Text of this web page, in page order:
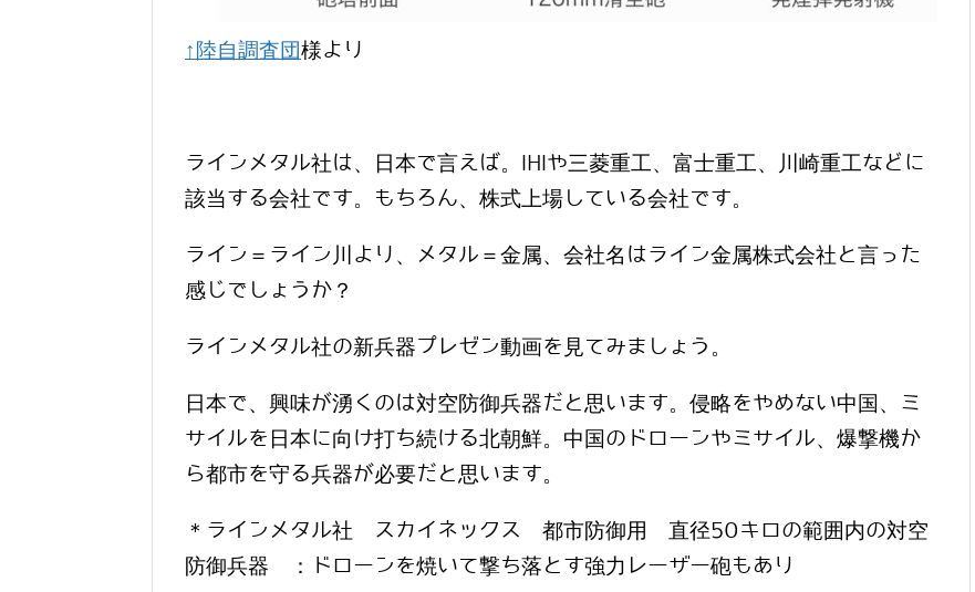
↑陸自調査団様より
ラインメタル社は、日本で言えば。IHIや三菱重工、富士重工、川崎重工などに
該当する会社です。もちろん、株式上場している会社です。
ライン＝ライン川より、メタル＝金属、会社名はライン金属株式会社と言った
感じでしょうか？
ラインメタル社の新兵器プレゼン動画を見てみましょう。
日本で、興味が湧くのは対空防御兵器だと思います。侵略をやめない中国、ミ
サイルを日本に向け打ち続ける北朝鮮。中国のドローンやミサイル、爆撃機か
ら都市を守る兵器が必要だと思います。
＊ラインメタル社 スカイネックス 都市防御用 直径50キロの範囲内の対空
防御兵器 ：ドローンを焼いて撃ち落とす強力レーザー砲もあり